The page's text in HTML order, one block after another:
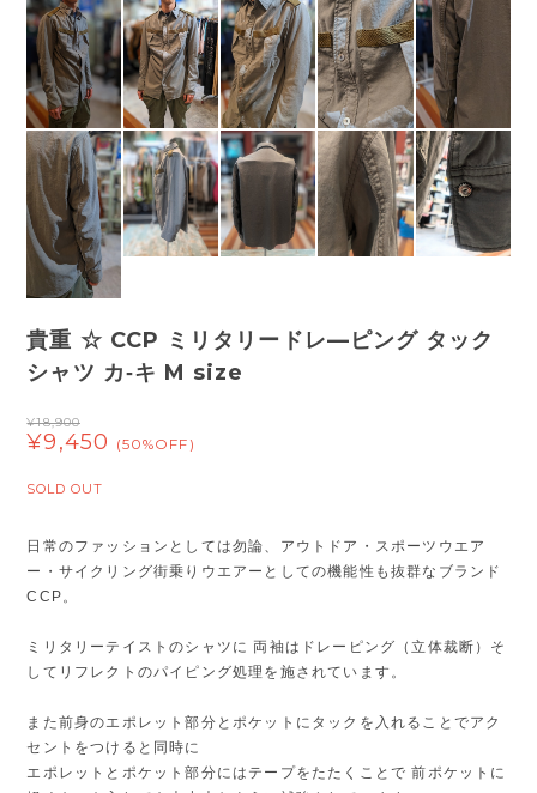
貴重 ☆ CCP ミリタリードレ—ピング タック
シャツ カ‐キ M size
¥18,900
¥9,450 (50%OFF)
SOLD OUT
日常のファッションとしては勿論、アウトドア・スポーツウエア
ー・サイクリング街乗りウエアーとしての機能性も抜群なブランド
CCP。
ミリタリーテイストのシャツに 両袖はドレーピング（立体裁断）そ
してリフレクトのパイピング処理を施されています。
また前身のエポレット部分とポケットにタックを入れることでアク
セントをつけると同時に
エポレットとポケット部分にはテープをたたくことで 前ポケットに